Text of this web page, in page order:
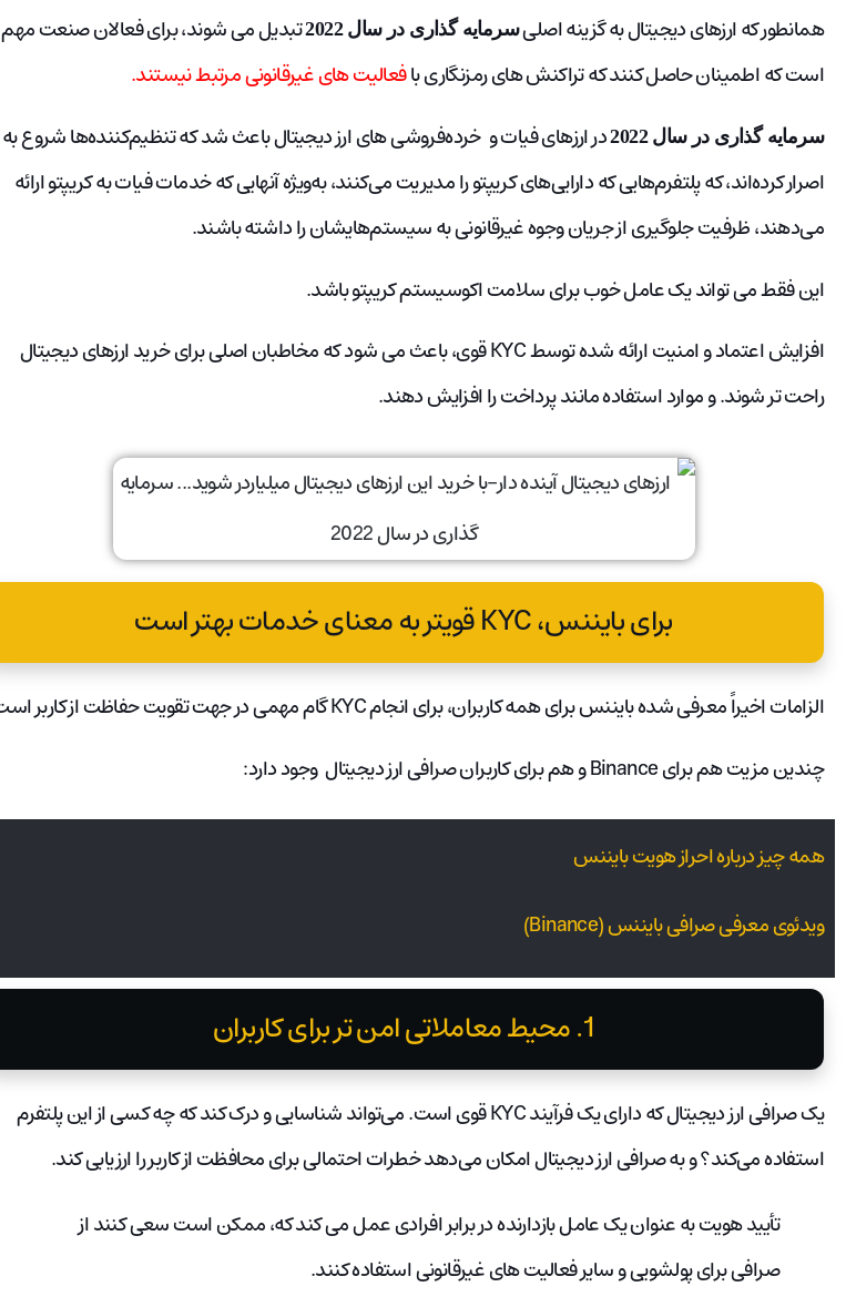
همانطور که ارزهای دیجیتال به گزینه اصلیسرمایه گذاری در سال 2022
تبدیل می شوند، برای فعالان صنعت مهم
است که اطمینان حاصل کنند که تراکنش های رمزنگاری بافعالیت های غیرقانونی مرتبط نیستند.
سرمایه گذاری در سال 2022
در ارزهای فیات و خرده‌فروشی های ارز دیجیتال باعث شد که تنظیم‌کننده‌ها شروع به
اصرار کرده‌اند، که پلتفرم‌هایی که دارایی‌های کریپتو را مدیریت می‌کنند، به‌ویژه آنهایی که خدمات فیات به کریپتو ارائه
می‌دهند، ظرفیت جلوگیری از جریان وجوه غیرقانونی به سیستم‌هایشان را داشته باشند.
این فقط می تواند یک عامل خوب برای سلامت اکوسیستم کریپتو باشد.
افزایش اعتماد و امنیت ارائه شده توسط KYC قوی، باعث می شود که مخاطبان اصلی برای خرید ارزهای دیجیتال
راحت تر شوند. و موارد استفاده مانند پرداخت را افزایش دهند.
برای بایننس، KYC قویتر به معنای خدمات بهتر است
الزامات اخیراً معرفی شده بایننس برای همه کاربران، برای انجام KYC گام مهمی در جهت تقویت حفاظت از کاربر است.
چندین مزیت هم برای Binance و هم برای کاربران صرافی ارز دیجیتال وجود دارد:
همه چیز درباره احراز هویت بایننس
ویدئوی معرفی صرافی بایننس (Binance)
1. محیط معاملاتی امن تر برای کاربران
یک صرافی ارز دیجیتال که دارای یک فرآیند KYC قوی است. می‌تواند شناسایی و درک کند که چه کسی از این پلتفرم
استفاده می‌کند؟ و به صرافی ارز دیجیتال امکان می‌دهد خطرات احتمالی برای محافظت از کاربر را ارزیابی کند.
تأیید هویت به عنوان یک عامل بازدارنده در برابر افرادی عمل می کند که، ممکن است سعی کنند از
صرافی برای پولشویی و سایر فعالیت های غیرقانونی استفاده کنند.